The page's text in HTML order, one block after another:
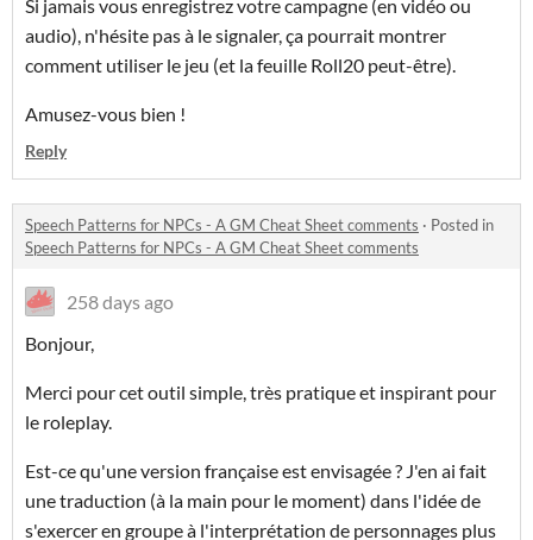
Si jamais vous enregistrez votre campagne (en vidéo ou
audio), n'hésite pas à le signaler, ça pourrait montrer
comment utiliser le jeu (et la feuille Roll20 peut-être).
Amusez-vous bien !
Reply
Speech Patterns for NPCs - A GM Cheat Sheet comments · Posted in
Speech Patterns for NPCs - A GM Cheat Sheet comments
258 days ago
Bonjour,
Merci pour cet outil simple, très pratique et inspirant pour
le roleplay.
Est-ce qu'une version française est envisagée ? J'en ai fait
une traduction (à la main pour le moment) dans l'idée de
s'exercer en groupe à l'interprétation de personnages plus